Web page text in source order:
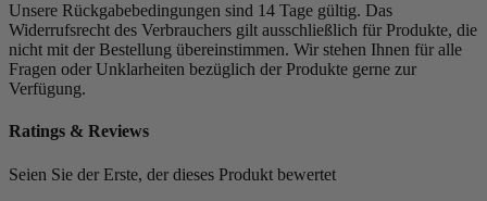
Unsere Rückgabebedingungen sind 14 Tage gültig. Das
Widerrufsrecht des Verbrauchers gilt ausschließlich für Produkte, die
nicht mit der Bestellung übereinstimmen. Wir stehen Ihnen für alle
Fragen oder Unklarheiten bezüglich der Produkte gerne zur
Verfügung.
Ratings & Reviews
Seien Sie der Erste, der dieses Produkt bewertet